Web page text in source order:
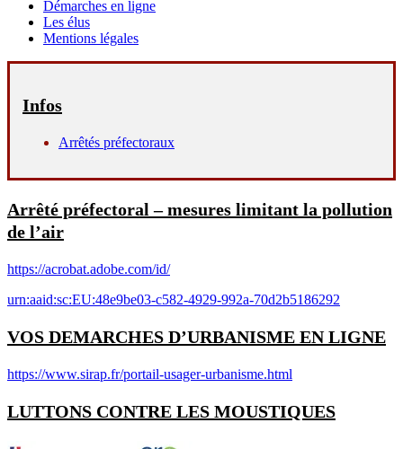
Démarches en ligne
Les élus
Mentions légales
Infos
Arrêtés préfectoraux
Arrêté préfectoral – mesures limitant la pollution
de l’air
https://acrobat.adobe.com/id/
urn:aaid:sc:EU:48e9be03-c582-4929-992a-70d2b5186292
VOS DEMARCHES D’URBANISME EN LIGNE
https://www.sirap.fr/portail-usager-urbanisme.html
LUTTONS CONTRE LES MOUSTIQUES